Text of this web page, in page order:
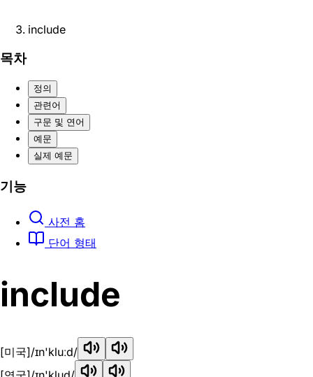
include
목차
정의
관련어
구문 및 연어
예문
실제 예문
기능
사전 홈
단어 형태
include
[미국]/ɪn'kluːd/